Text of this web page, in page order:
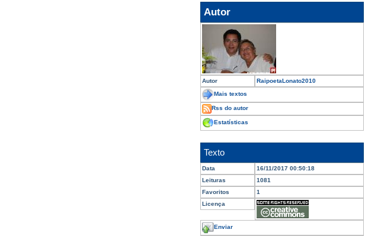
Autor
Autor RaipoetaLonato2010
Mais textos
Rss do autor
Estatísticas
Texto
Data
16/11/2017 00:50:18
Leituras
1081
Favoritos
1
Licença
Enviar